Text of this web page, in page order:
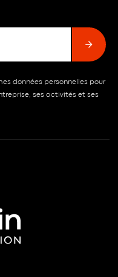
données personnelles pour
ses activités et ses